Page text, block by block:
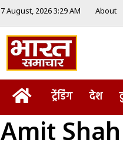
7 August, 2026 3:29 AM About
Homeट्रेंडिंग देश
Amit